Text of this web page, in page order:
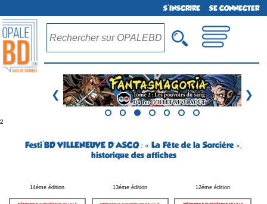
S'INSCRIRE SE CONNECTER
❮ ❯
²
Festi'BD VILLENEUVE D´ASCQ : « La Fête de la Sorcière »,
historique des affiches
14éme édition 13éme édition 12éme édition